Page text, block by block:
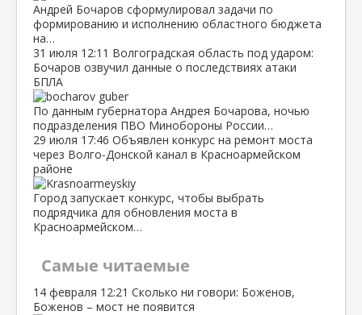
Андрей Бочаров сформулировал задачи по
формированию и исполнению областного бюджета
на…
31 июля 12:11 Волгоградская область под ударом:
Бочаров озвучил данные о последствиях атаки
БПЛА
По данным губернатора Андрея Бочарова, ночью
подразделения ПВО Минобороны России…
29 июля 17:46 Объявлен конкурс на ремонт моста
через Волго‑Донской канал в Красноармейском
районе
Город запускает конкурс, чтобы выбрать
подрядчика для обновления моста в
Красноармейском…
Самые читаемые
14 февраля 12:21 Сколько ни говори: Боженов,
Боженов – мост не появится